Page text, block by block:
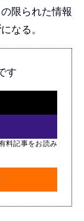
限られた情報
になる。
す
料記事をお読み